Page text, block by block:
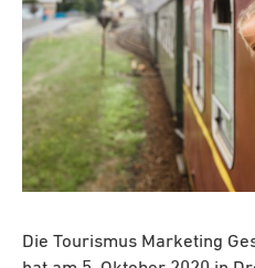
Die Tourismus Marketing